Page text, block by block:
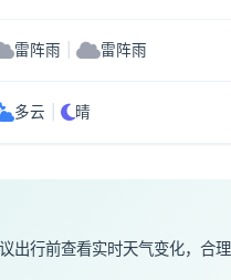
雷阵雨 雷阵雨
多云 晴
出行前查看实时天气变化，合理